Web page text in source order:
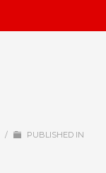
/ PUBLISHED IN